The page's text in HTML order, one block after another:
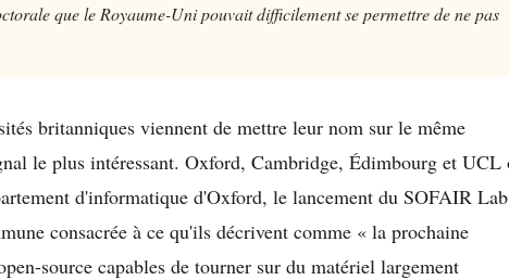
que le Royaume-Uni pouvait difficilement se permettre de ne pas
britanniques viennent de mettre leur nom sur le même
le plus intéressant. Oxford, Cambridge, Édimbourg et UCL
d'informatique d'Oxford, le lancement du SOFAIR
consacrée à ce qu'ils décrivent comme « la prochaine
source capables de tourner sur du matériel largement